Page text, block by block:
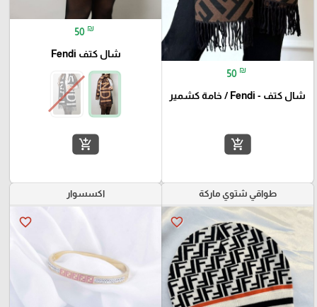
50 ₪
شال كتف - Fendi / خامة كشمير
add_shopping_cart
50 ₪
شال كتف Fendi
add_shopping_cart
طواقي شتوي ماركة
favorite_border
اكسسوار
favorite_border